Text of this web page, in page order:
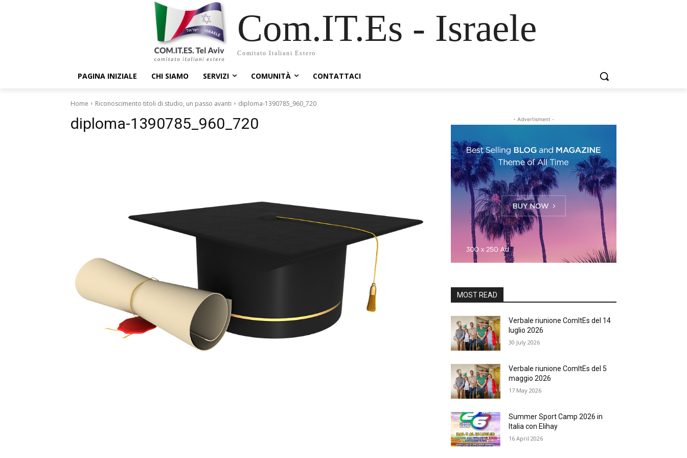
Com.IT.Es - Israele
Comitato Italiani Estero
PAGINA INIZIALE CHI SIAMO SERVIZI COMUNITÀ CONTATTACI
Home Riconoscimento titoli di studio, un passo avanti diploma-1390785_960_720
diploma-1390785_960_720 - Advertisment -
MOST READ
Verbale riunione ComItEs del 14
luglio 2026
30 July 2026
Verbale riunione ComItEs del 5
maggio 2026
17 May 2026
Summer Sport Camp 2026 in
Italia con Elihay
16 April 2026